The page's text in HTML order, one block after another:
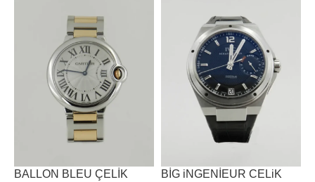
BALLON BLEU ÇELİK
BİG iNGENİEUR CELiK